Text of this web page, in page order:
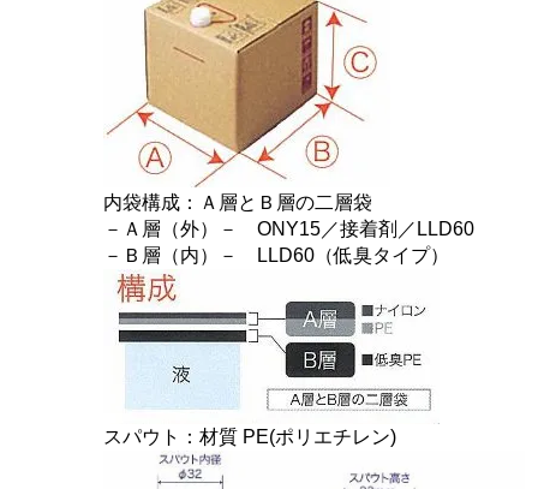
内袋構成：Ａ層とＢ層の二層袋
－Ａ層（外）－ ONY15／接着剤／LLD60
－Ｂ層（内）－ LLD60（低臭タイプ）
スパウト：材質 PE(ポリエチレン)